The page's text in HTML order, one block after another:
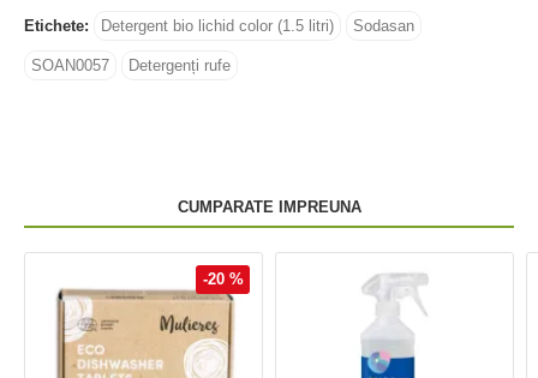
Etichete: Detergent bio lichid color (1.5 litri) Sodasan
SOAN0057 Detergenți rufe
CUMPARATE IMPREUNA
-20 %